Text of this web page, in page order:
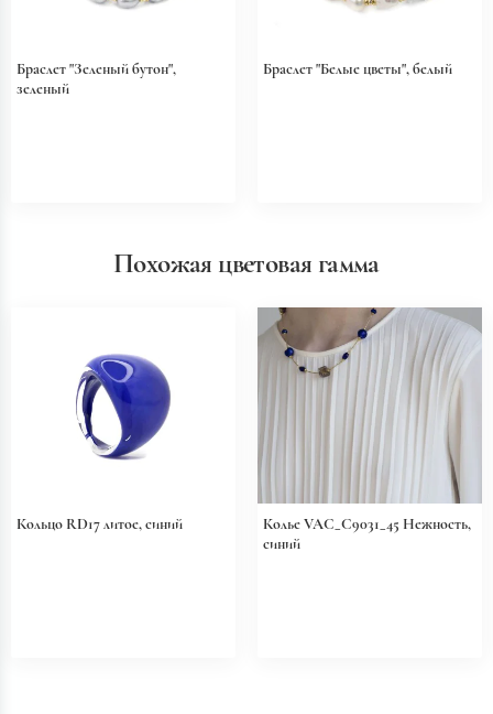
Браслет "Зеленый бутон",
зеленый
Браслет "Белые цветы", белый
Похожая цветовая гамма
Кольцо RD17 литое, синий
Колье VAC_C9031_45 Нежность,
синий